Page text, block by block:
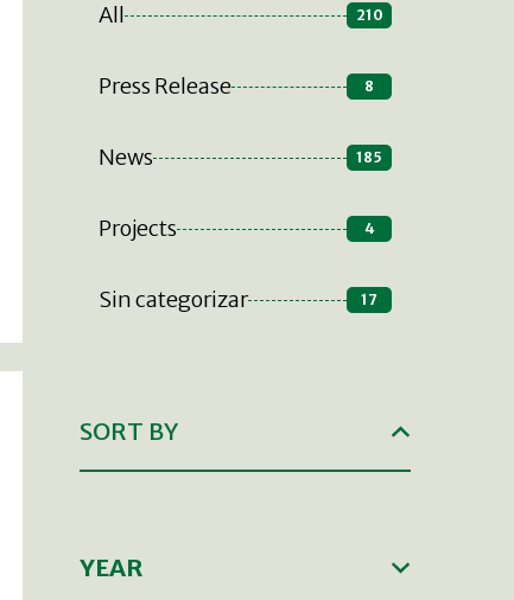
All 210
Press Release 8
News 185
Projects 4
Sin categorizar 17
SORT BY
YEAR